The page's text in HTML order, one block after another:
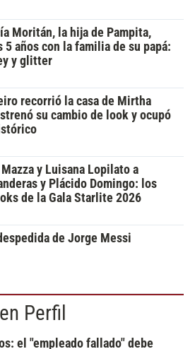
Moritán, la hija de Pampita,
5 años con la familia de su papá:
y glitter
recorrió la casa de Mirtha
su cambio de look y ocupó
Mazza y Luisana Lopilato a
y Plácido Domingo: los
de la Gala Starlite 2026
de Jorge Messi
Perfil
el "empleado fallado" debe